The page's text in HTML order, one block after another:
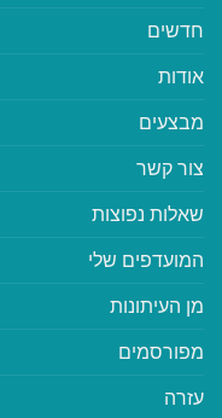
חדשים
אודות
מבצעים
צור קשר
שאלות נפוצות
המועדפים שלי
מן העיתונות
מפורסמים
עזרה